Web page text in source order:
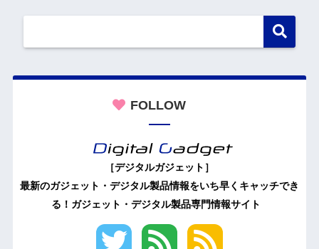
FOLLOW
［デジタルガジェット］
最新のガジェット・デジタル製品情報をいち早くキャッチでき
る！ガジェット・デジタル製品専門情報サイト